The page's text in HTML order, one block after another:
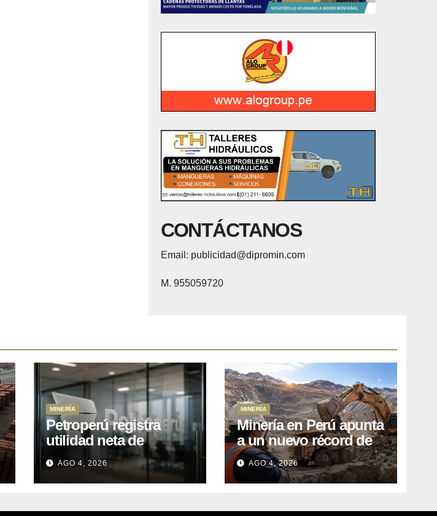
CONTÁCTANOS
Email: publicidad@dipromin.com
M. 955059720
MINERÍA
Petroperú registra
utilidad neta de
US$121 millones al
cierre del primer
semestre 2026
AGO 4, 2026
MINERÍA
Minería en Perú apunta
a un nuevo récord de
inversiones: crecen los
petitorios y el FMI insta
a destrabar proyectos
AGO 4, 2026